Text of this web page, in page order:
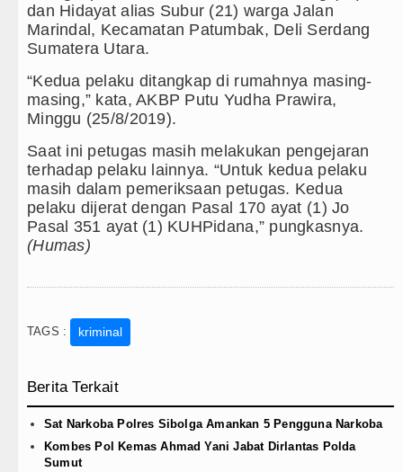
HIV/AIDS di Jawa Barat Sebagai Gay Salah
Ditekuk Juventus pada Laga Persahabatan di
Kunjungan Kapolda Sumut Hadiri Revitalisasi
Amankan Aset Pemprov di Binjai
39 Pejabat, Tekankan Integritas dan Inovasi
Q Sebagai Orientasi Seksual Hanya Ada di Alam
Brigjen TNI Ali Imran Sebut TNI Terus
Pasien Kanker Paru di Indonesia
Lurah AUR, Tegaskan Tak Toleransi
HIV/AIDS di Jawa Barat Sebagai Gay Salah
Real Betis pada Laga Persahabatan di Dublin 5
dan Hidayat alias Subur (21) warga Jalan
Marindal, Kecamatan Patumbak, Deli Serdang
Sumatera Utara.
“Kedua pelaku ditangkap di rumahnya masing-
masing,” kata, AKBP Putu Yudha Prawira,
Minggu (25/8/2019).
Saat ini petugas masih melakukan pengejaran
terhadap pelaku lainnya. “Untuk kedua pelaku
masih dalam pemeriksaan petugas. Kedua
pelaku dijerat dengan Pasal 170 ayat (1) Jo
Pasal 351 ayat (1) KUHPidana,” pungkasnya.
(Humas)
TAGS : kriminal
Berita Terkait
Sat Narkoba Polres Sibolga Amankan 5 Pengguna Narkoba
Kombes Pol Kemas Ahmad Yani Jabat Dirlantas Polda
Sumut